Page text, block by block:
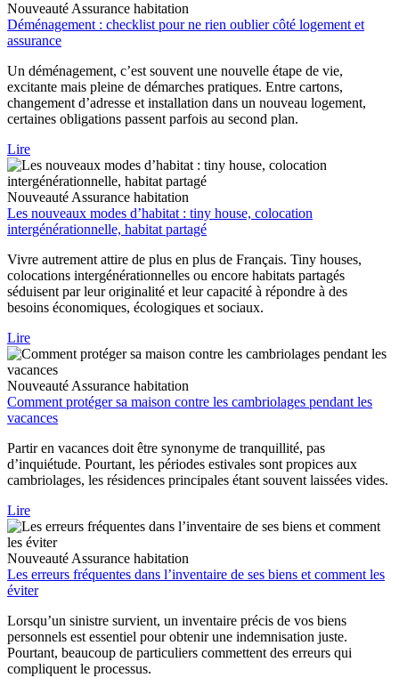
Nouveauté Assurance habitation
Déménagement : checklist pour ne rien oublier côté logement et
assurance
Un déménagement, c’est souvent une nouvelle étape de vie,
excitante mais pleine de démarches pratiques. Entre cartons,
changement d’adresse et installation dans un nouveau logement,
certaines obligations passent parfois au second plan.
Lire
Nouveauté Assurance habitation
Les nouveaux modes d’habitat : tiny house, colocation
intergénérationnelle, habitat partagé
Vivre autrement attire de plus en plus de Français. Tiny houses,
colocations intergénérationnelles ou encore habitats partagés
séduisent par leur originalité et leur capacité à répondre à des
besoins économiques, écologiques et sociaux.
Lire
Nouveauté Assurance habitation
Comment protéger sa maison contre les cambriolages pendant les
vacances
Partir en vacances doit être synonyme de tranquillité, pas
d’inquiétude. Pourtant, les périodes estivales sont propices aux
cambriolages, les résidences principales étant souvent laissées vides.
Lire
Nouveauté Assurance habitation
Les erreurs fréquentes dans l’inventaire de ses biens et comment les
éviter
Lorsqu’un sinistre survient, un inventaire précis de vos biens
personnels est essentiel pour obtenir une indemnisation juste.
Pourtant, beaucoup de particuliers commettent des erreurs qui
compliquent le processus.